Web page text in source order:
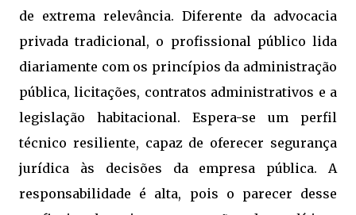
de extrema relevância. Diferente da advocacia
privada tradicional, o profissional público lida
diariamente com os princípios da administração
pública, licitações, contratos administrativos e a
legislação habitacional. Espera-se um perfil
técnico resiliente, capaz de oferecer segurança
jurídica às decisões da empresa pública. A
responsabilidade é alta, pois o parecer desse